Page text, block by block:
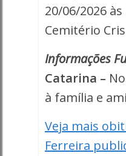
20/06/2026
Cemitério
Informações
Catarina –
à família e
Veja mais
Ferreira